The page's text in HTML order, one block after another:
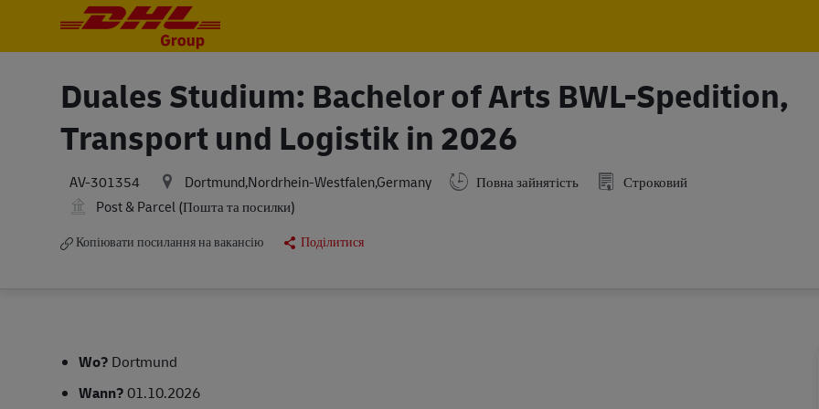
Duales Studium: Bachelor of Arts BWL-Spedition,
Transport und Logistik in 2026
AV-301354 Dortmund,Nordrhein-Westfalen,Germany Повна зайнятість
Строковий
Post & Parcel (Пошта та посилки)
Копіювати посилання на вакансію Поділитися
Wo? Dortmund
Wann?01.10.2026